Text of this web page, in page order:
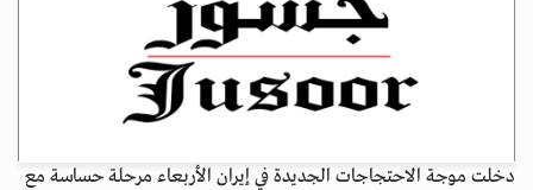
دخلت موجة الاحتجاجات الجديدة في إيران الأربعاء مرحلة حساسة مع